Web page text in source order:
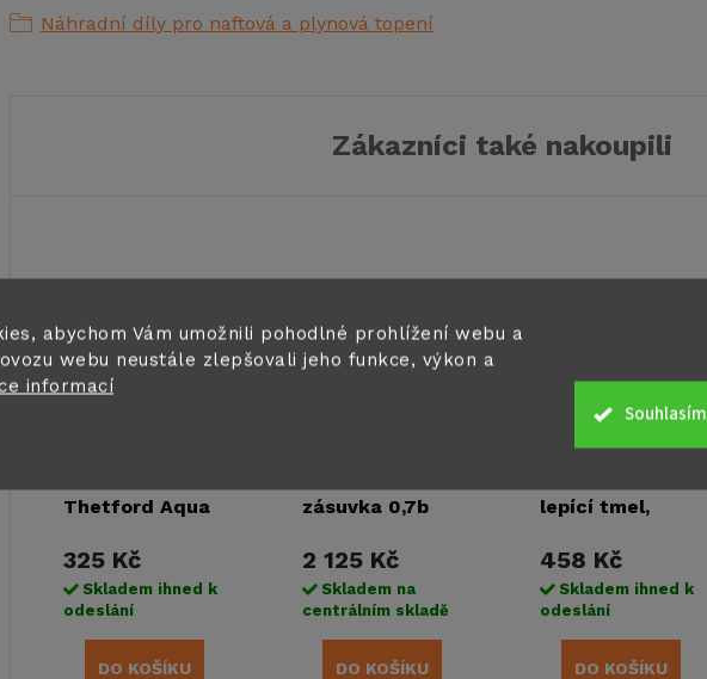
abychom Vám umožnili pohodlné prohlížení webu a
webu neustále zlepšovali jeho funkce, výkon a
informací
Souhlasím
Náhradní díly pro naftová a plynová topení
Zákazníci také nakoupili
Thetford Aqua
Sachets - 15 ks
325 Kč
Skladem ihned k
odeslání
DO KOŠÍKU
zásuvka 0,7b
2 125 Kč
Skladem na
centrálním skladě
DO KOŠÍKU
lepící tmel,
bílý
458 Kč
Skladem ihned k
odeslání
DO KOŠÍKU